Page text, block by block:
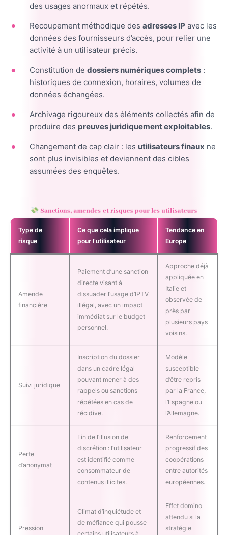
des usages anormaux et répétés.
Recoupement méthodique des adresses IP avec les
données des fournisseurs d’accès, pour relier une
activité à un utilisateur précis.
Constitution de dossiers numériques complets:
historiques de connexion, horaires, volumes de
données échangées.
Archivage rigoureux des éléments collectés afin de
produire des preuves juridiquement exploitables.
Changement de cap clair : les utilisateurs finaux ne
sont plus invisibles et deviennent des cibles
assumées des enquêtes.
Sanctions, amendes et risques pour les utilisateurs
Type de
risque
Ce que cela implique
pour l’utilisateur
Tendance en
Europe
Amende
financière
Paiement d’une sanction
directe visant à
dissuader l’usage d’IPTV
illégal, avec un impact
immédiat sur le budget
personnel.
Approche déjà
appliquée en
Italie et
observée de
près par
plusieurs pays
voisins.
Suivi juridique
Inscription du dossier
dans un cadre légal
pouvant mener à des
rappels ou sanctions
répétées en cas de
récidive.
Modèle
susceptible
d’être repris
par la France,
l’Espagne ou
l’Allemagne.
Perte
d’anonymat
Fin de l’illusion de
discrétion : l’utilisateur
est identifié comme
consommateur de
contenus illicites.
Renforcement
progressif des
coopérations
entre autorités
européennes.
Pression
Climat d’inquiétude et
de méfiance qui pousse
Effet domino
attendu si la
stratégie